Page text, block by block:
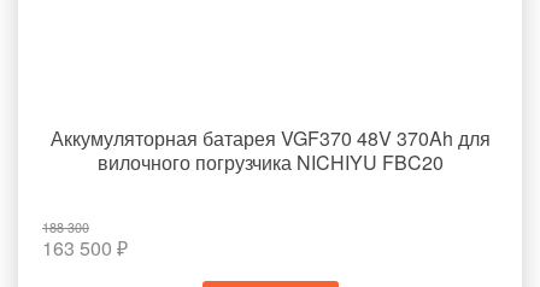
Аккумуляторная батарея VGF370 48V 370Ah для
вилочного погрузчика NICHIYU FBC20
188 300
163 500 ₽